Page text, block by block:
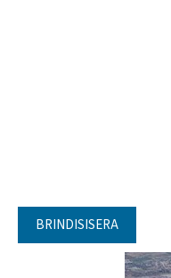
BRINDISISERA